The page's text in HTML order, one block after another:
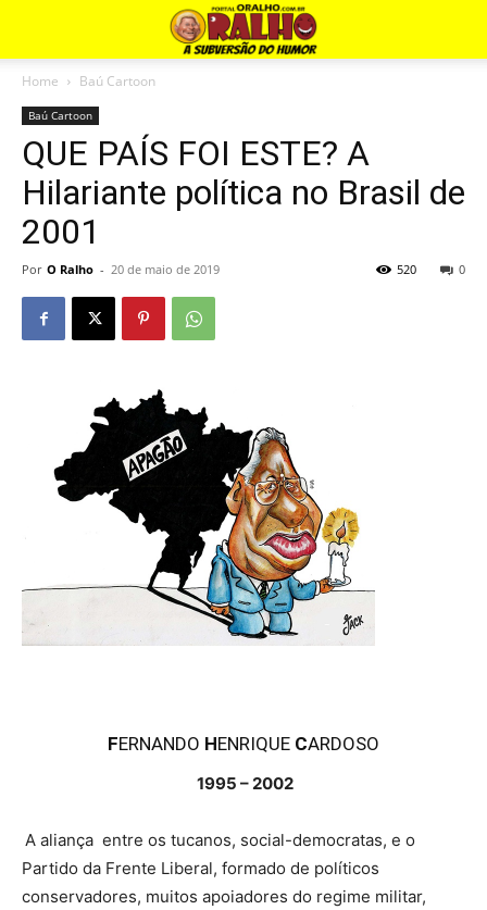
Home Baú Cartoon
Baú Cartoon
QUE PAÍS FOI ESTE? A
Hilariante política no Brasil de
2001
Por O Ralho - 20 de maio de 2019 0
520
FERNANDO HENRIQUE CARDOSO
1995 – 2002
A aliança entre os tucanos, social-democratas, e o
Partido da Frente Liberal, formado de políticos
conservadores, muitos apoiadores do regime militar,